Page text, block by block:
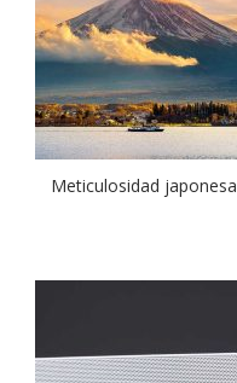
Meticulosidad japonesa